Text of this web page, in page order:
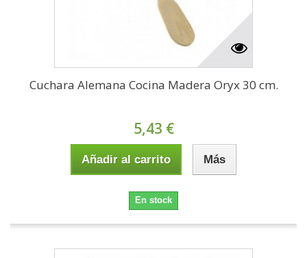
Cuchara Alemana Cocina Madera Oryx 30 cm.
5,43 €
Añadir al carrito Más
En stock